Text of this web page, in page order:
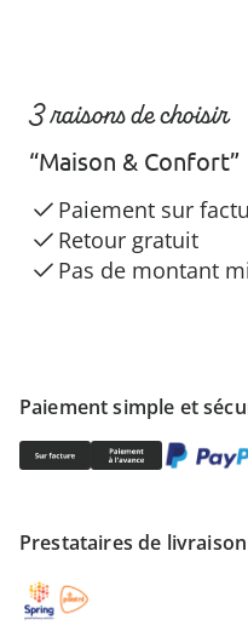
Paiement simple et
Prestataires de livraison
3 raisons de choisir
“Maison & Confort”
Paiement sur
Retour gratuit
Pas de montant